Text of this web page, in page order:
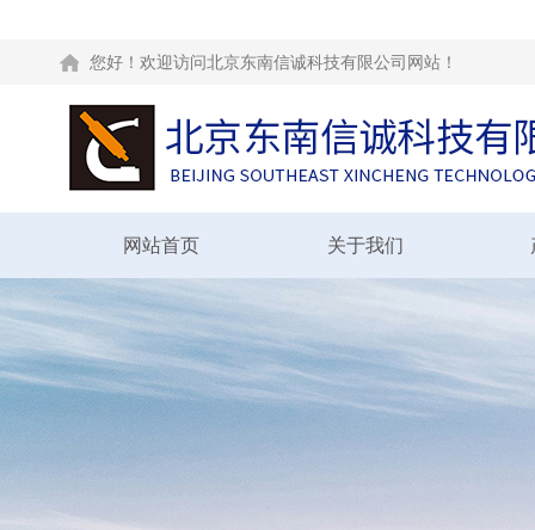
您好！欢迎访问北京东南信诚科技有限公司网站！
网站首页 关于我们